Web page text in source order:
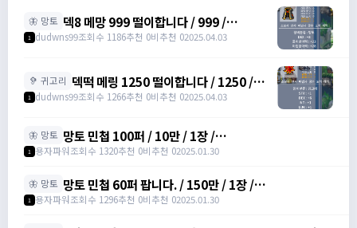
🦋 망토 덱8 메망 999 떨이합니다 / 999 /
https://open.kakao.com/o/gHP3Pfph
https://open.kakao.com/o/gHP3Pfph
1 dudwns99조회수 1186추천 0비추천 02025.04.03
🦻 귀고리 덱떡 메링 1250 떨이합니다 / 1250 /
https://open.kakao.com/o/gHP3Pfph
1 dudwns99조회수 1266추천 0비추천 02025.04.03
🦋 망토 망토 민첩 100퍼 / 10만 / 1장 /
https://open.kakao.com/o/gHVyhk2f
1 용자파워조회수 1320추천 0비추천 02025.01.30
🦋 망토 망토 민첩 60퍼 팝니다. / 150만 / 1장 /
https://open.kakao.com/o/gHVyhk2f
1 용자파워조회수 1296추천 0비추천 02025.01.30